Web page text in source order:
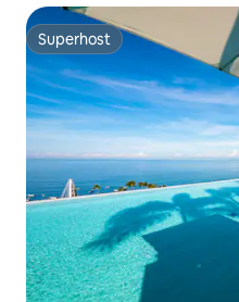
Superhost
Superhost